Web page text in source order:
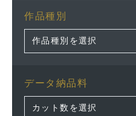
作品種別
データ納品料